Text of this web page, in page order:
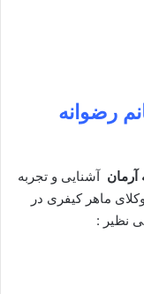
رضوانه
آرمان آشنایی و تجربه
ماهر کیفری در
نظیر :